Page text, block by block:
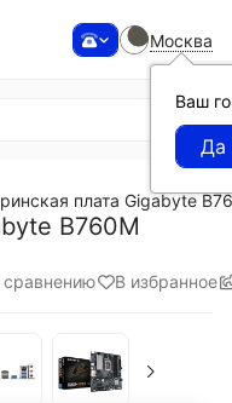
Москва
Ваш
плата Gigabyte
B760M
сравнению В избранное